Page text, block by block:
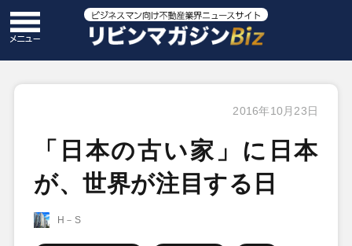
2016年10月23日
「日本の古い家」に日本
が、世界が注目する日
H－S